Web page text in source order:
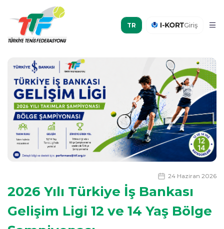
Giriş
24 Haziran 2026
2026 Yılı Türkiye İş Bankası
Gelişim Ligi 12 ve 14 Yaş Bölge